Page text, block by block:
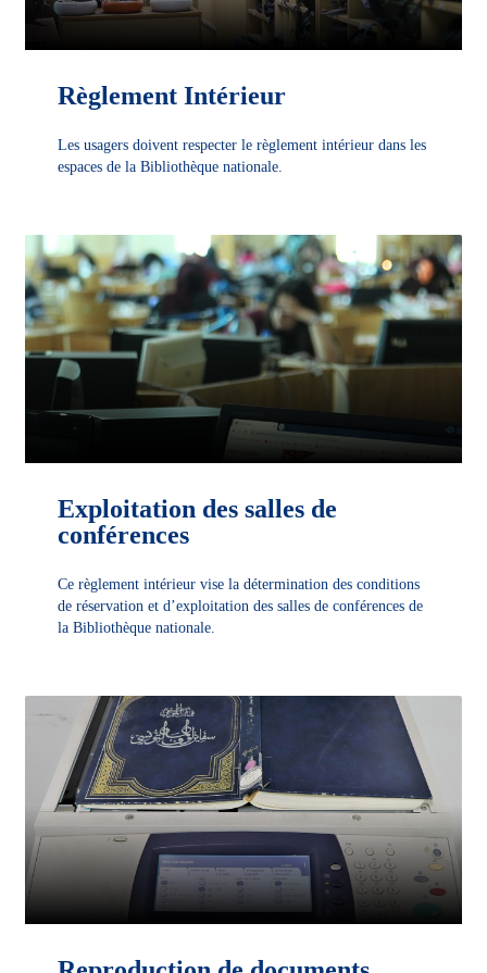
Règlement Intérieur
Les usagers doivent respecter le règlement intérieur dans les
espaces de la Bibliothèque nationale.
Exploitation des salles de
conférences
Ce règlement intérieur vise la détermination des conditions
de réservation et d’exploitation des salles de conférences de
la Bibliothèque nationale.